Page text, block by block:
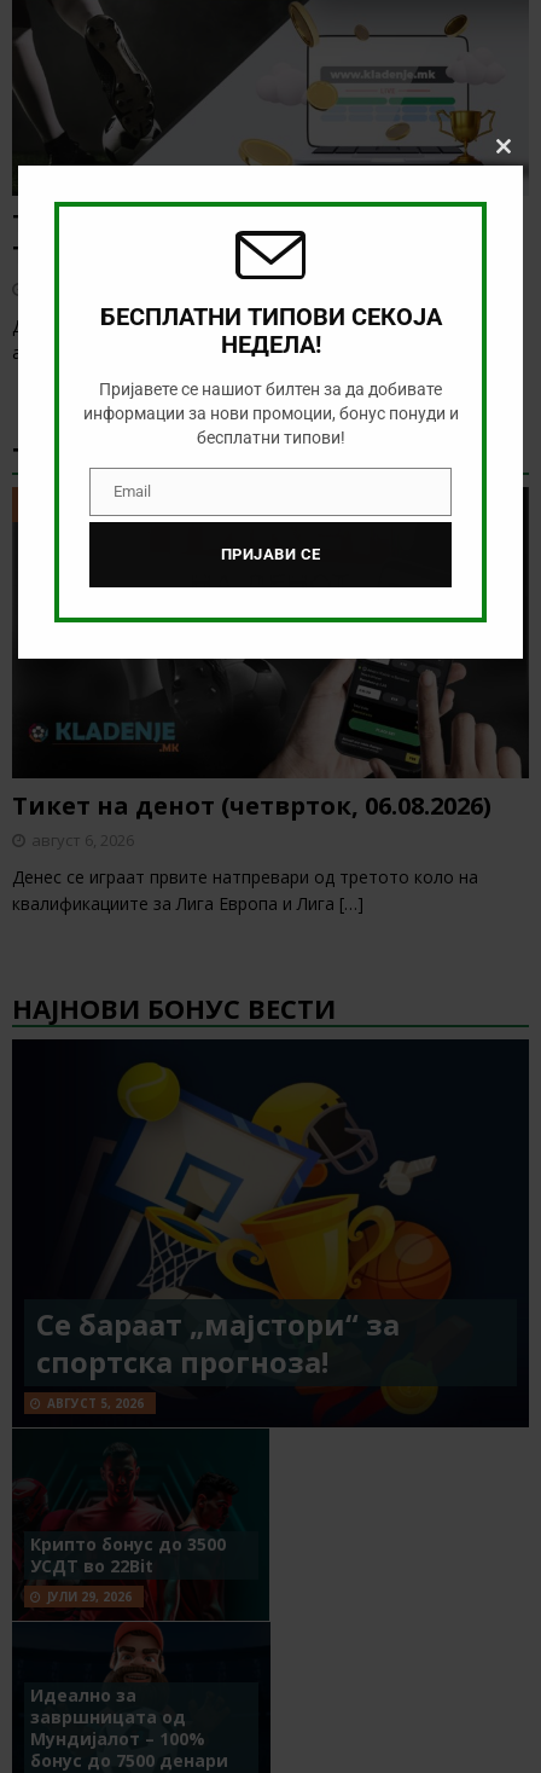
ТИП НА ДЕНОТ (06.08.2026, 17:00) ИНТЕР
ТУРКУ – ВАДУС
Денес има солидна понуда за обложување, а ние ќе го
анализираме дуелот од Конференциската лига
ТИКЕТ НА ДЕНОТ
Тикет на денот (четврток, 06.08.2026)
август 6, 2026
Денес се играат првите натпревари од третото коло на
квалификациите за Лига Европа и Лига […]
НАЈНОВИ БОНУС ВЕСТИ
Се бараат „мајстори“ за
спортска прогноза!
АВГУСТ 5, 2026
Крипто бонус до 3500
УСДТ во 22Bit
ЈУЛИ 29, 2026
Идеално за
завршницата од
Мундијалот – 100%
бонус до 7500 денари
Close
БЕСПЛАТНИ ТИПОВИ СЕКОЈА
НЕДЕЛА!
Пријавете се нашиот билтен за да добивате
информации за нови промоции, бонус понуди и
бесплатни типови!
EmailEmail
ПРИЈАВИ СЕ